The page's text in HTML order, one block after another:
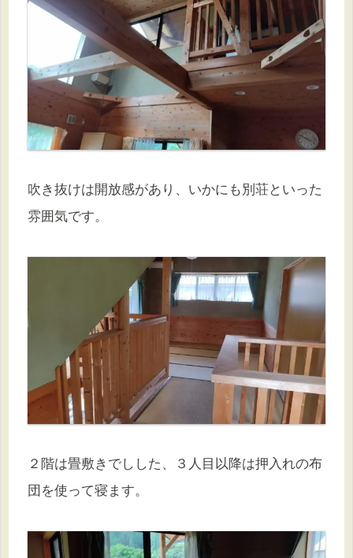
吹き抜けは開放感があり、いかにも別荘といった
雰囲気です。
２階は畳敷きでしした、３人目以降は押入れの布
団を使って寝ます。